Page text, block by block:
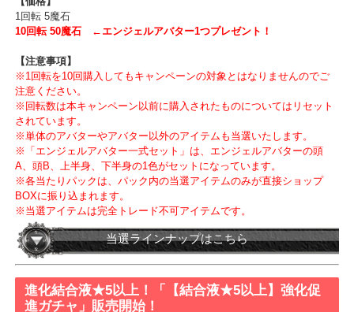
ト」もプレゼント！！
超人気 エンジェルアバターを手に入れよう！
【販売アイテム】
【10回転エンジェルプレゼント】アバタージャックポット​
【価格】
1回転 5魔石
10回転 50魔石 ←エンジェルアバター1つプレゼント！
【注意事項】
※1回転を10回購入してもキャンペーンの対象とはなりませんのでご
注意ください。
※回転数は本キャンペーン以前に購入されたものについてはリセッ
されています。
※単体のアバターやアバター以外のアイテムも当選いたします。
※「エンジェルアバター一式セット」は、エンジェルアバターの頭
A、頭B、上半身、下半身の1色がセットになっています。
※各当たりパックは、パック内の当選アイテムのみが直接ショップ